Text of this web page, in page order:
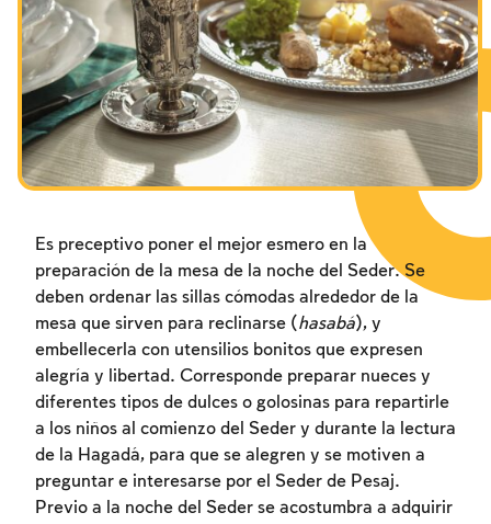
Los ayunos por la destrucción del Templo
Janucá
Purim
Es preceptivo poner el mejor esmero en la
preparación de la mesa de la noche del Seder. Se
deben ordenar las sillas cómodas alrededor de la
mesa que sirven para reclinarse (hasabá), y
embellecerla con utensilios bonitos que expresen
alegría y libertad. Corresponde preparar nueces y
diferentes tipos de dulces o golosinas para repartirle
a los niños al comienzo del Seder y durante la lectura
de la Hagadá, para que se alegren y se motiven a
preguntar e interesarse por el Seder de Pesaj.
Previo a la noche del Seder se acostumbra a adquirir